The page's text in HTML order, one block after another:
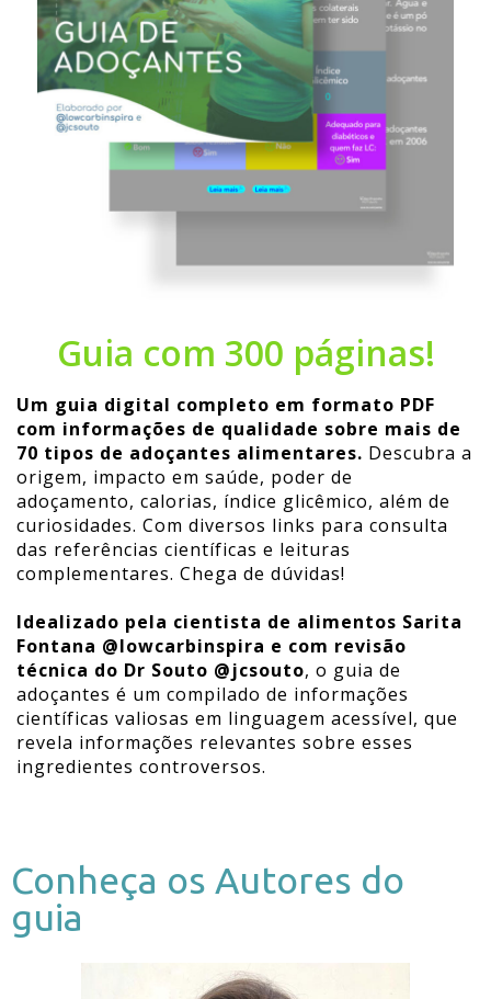
Guia com 300 páginas!
Um guia digital completo em formato PDF
com informações de qualidade sobre mais de
70 tipos de adoçantes alimentares. Descubra a
origem, impacto em saúde, poder de
adoçamento, calorias, índice glicêmico, além de
curiosidades. Com diversos links para consulta
das referências científicas e leituras
complementares. Chega de dúvidas!
Idealizado pela cientista de alimentos Sarita
Fontana @lowcarbinspira e com revisão
técnica do Dr Souto @jcsouto, o guia de
adoçantes é um compilado de informações
científicas valiosas em linguagem acessível, que
revela informações relevantes sobre esses
ingredientes controversos.
Conheça os Autores do
guia